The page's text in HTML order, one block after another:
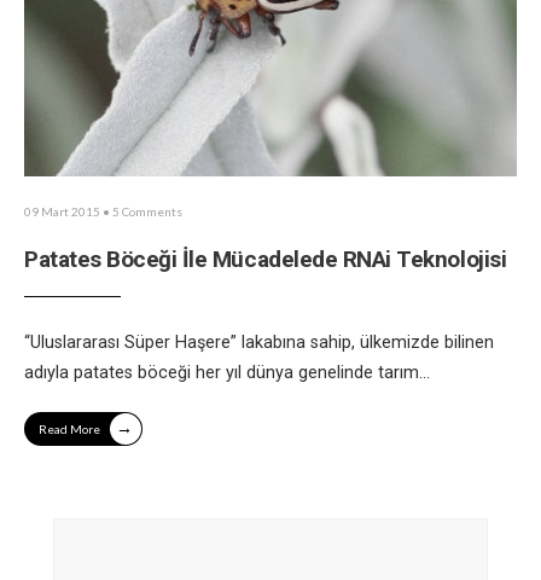
09 Mart 2015 • 5 Comments
Patates Böceği İle Mücadelede RNAi Teknolojisi
“Uluslararası Süper Haşere” lakabına sahip, ülkemizde bilinen
adıyla patates böceği her yıl dünya genelinde tarım...
Read More →